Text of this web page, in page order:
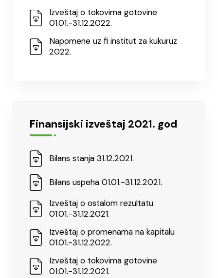
Izveštaj o tokovima gotovine
01.01.-31.12.2022.
Napomene uz fi institut za kukuruz
2022.
Finansijski izveštaj 2021. god
Bilans stanja 31.12.2021.
Bilans uspeha 01.01.-31.12.2021.
Izveštaj o ostalom rezultatu
01.01.-31.12.2021.
Izveštaj o promenama na kapitalu
01.01.-31.12.2022.
Izveštaj o tokovima gotovine
01.01.-31.12.2021.